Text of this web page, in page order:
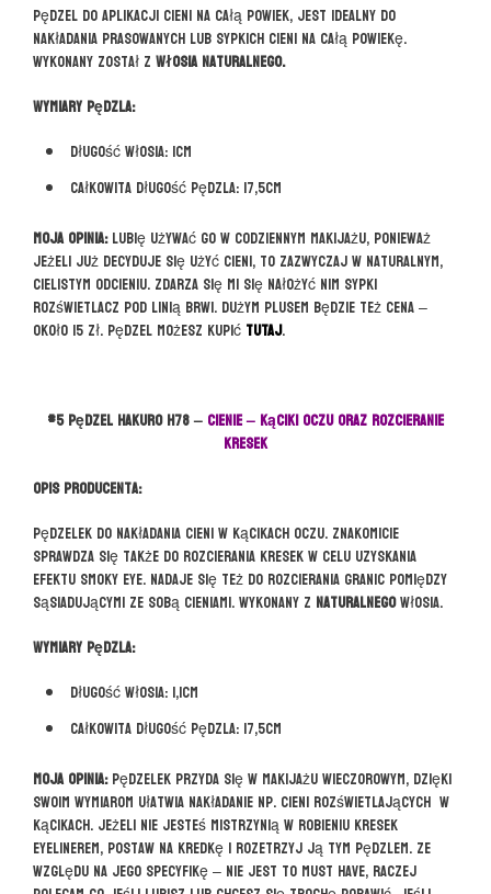
Pędzel do aplikacji cieni na całą powiek, jest idealny do
nakładania prasowanych lub sypkich cieni na całą powiekę.
Wykonany został z włosia naturalnego.
Wymiary pędzla:
Długość włosia: 1cm
Całkowita długość pędzla: 17,5cm
Moja opinia:Lubię używać go w codziennym makijażu, ponieważ
jeżeli już decyduje się użyć cieni, to zazwyczaj w naturalnym,
cielistym odcieniu. Zdarza się mi się nałożyć nim sypki
rozświetlacz pod linią brwi. Dużym plusem będzie też cena –
około 15 zł. Pędzel możesz kupić TUTAJ.
#5 pędzel HAKURO H78 – CIENIE – kąciki oczu oraz rozcieranie
kresek
Opis producenta:
Pędzelek do nakładania cieni w kącikach oczu. Znakomicie
sprawdza się także do rozcierania kresek w celu uzyskania
efektu smoky eye. Nadaje się też do rozcierania granic pomiędzy
sąsiadującymi ze sobą cieniami. Wykonany z naturalnegowłosia.
Wymiary pędzla:
Długość włosia: 1,1cm
Całkowita długość pędzla: 17,5cm
Moja opinia:Pędzelek przyda się w makijażu wieczorowym, dzięki
swoim wymiarom ułatwia nakładanie np. cieni rozświetlających w
kącikach. Jeżeli nie jesteś mistrzynią w robieniu kresek
eyelinerem, postaw na kredkę i rozetrzyj ją tym pędzlem. Ze
względu na jego specyfikę – nie jest to must have, raczej